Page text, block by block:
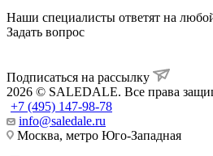
Наши специалисты ответят на
Задать вопрос
Подписаться на рассылку
2026 © SALEDALE. Все права
+7 (495) 147-98-78
info@saledale.ru
Москва, метро Юго-Западная